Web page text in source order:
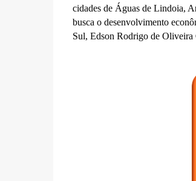
cidades de Águas de Lindoia,
busca o desenvolvimento
Sul, Edson Rodrigo de Oliveira